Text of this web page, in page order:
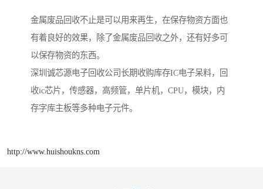
金属废品回收不止是可以用来再生，在保存物资方面也
有着良好的效果，除了金属废品回收之外，还有好多可
以保存物资的东西。
深圳诚芯源电子回收公司长期收购库存IC电子呆料，回
收ic芯片，传感器，高频管，单片机，CPU，模块，内
存字库主板等多种电子元件。
http://www.huishoukns.com